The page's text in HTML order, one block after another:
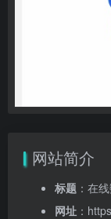
网站简介
标题 ： 在
网址 ：